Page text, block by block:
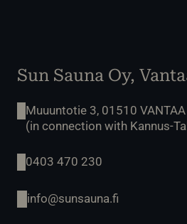
Sun Sauna Oy,
Muuuntotie 3, 01510 VANTAA
(in connection with Kannus-
0403 470 230
info@sunsauna.fi